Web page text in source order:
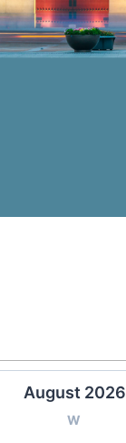
August 2026
W